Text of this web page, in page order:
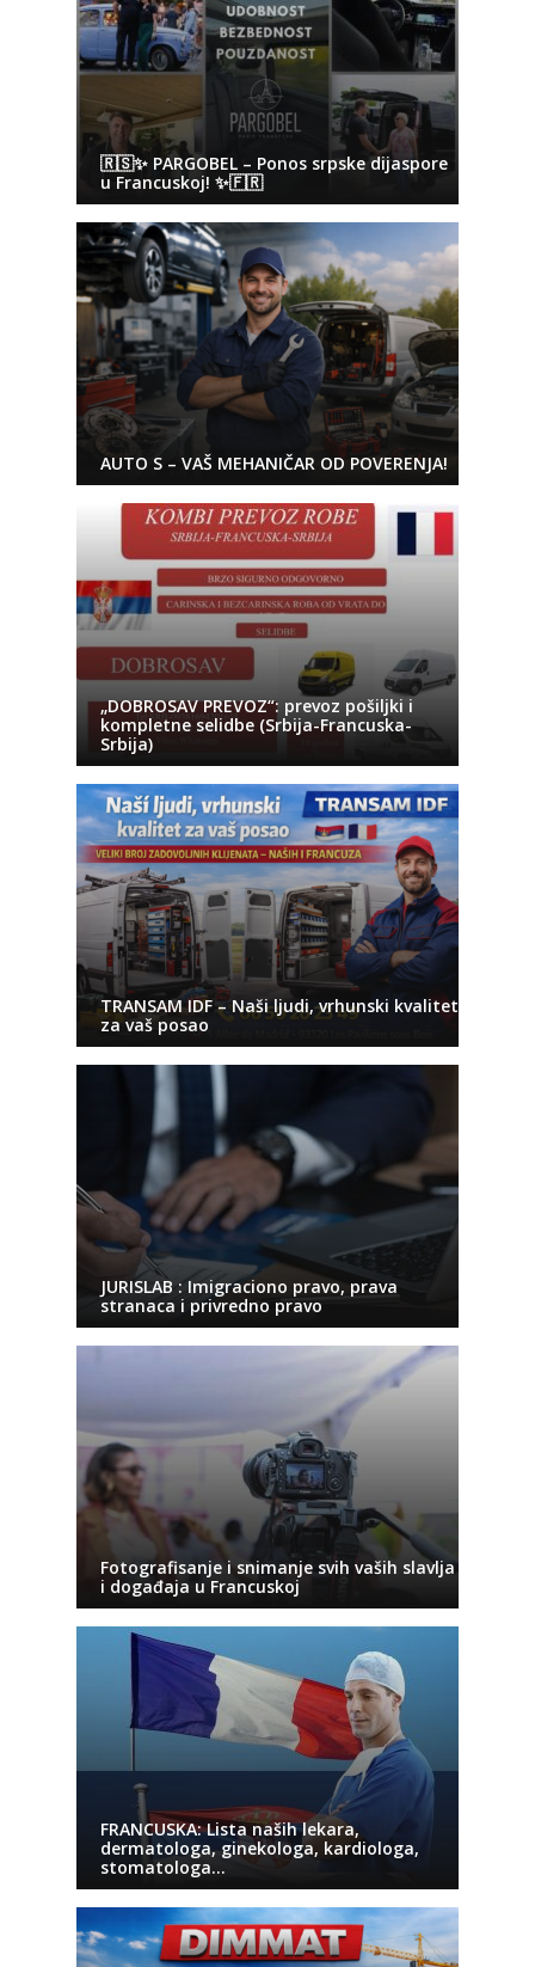
🇷🇸✨ PARGOBEL – Ponos srpske dijaspore
u Francuskoj! ✨🇫🇷
AUTO S – VAŠ MEHANIČAR OD POVERENJA!
„DOBROSAV PREVOZ“: prevoz pošiljki i
kompletne selidbe (Srbija-Francuska-
Srbija)
TRANSAM IDF – Naši ljudi, vrhunski kvalitet
za vaš posao
JURISLAB : Imigraciono pravo, prava
stranaca i privredno pravo
Fotografisanje i snimanje svih vaših slavlja
i događaja u Francuskoj
FRANCUSKA: Lista naših lekara,
dermatologa, ginekologa, kardiologa,
stomatologa…